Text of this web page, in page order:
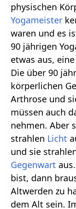
physischen
Yogameister
waren und es
90 jährigen
etwas aus,
Die über 90
körperlichen
Arthrose und
müssen auch
nehmen. Aber
strahlen Licht
und sie
Gegenwart
bist, dann
Altwerden zu
dem Alt sein.